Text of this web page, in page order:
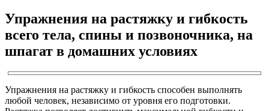
Упражнения на растяжку и гибкость
всего тела, спины и позвоночника, на
шпагат в домашних условиях
Упражнения на растяжку и гибкость способен выполнять
любой человек, независимо от уровня его подготовки.